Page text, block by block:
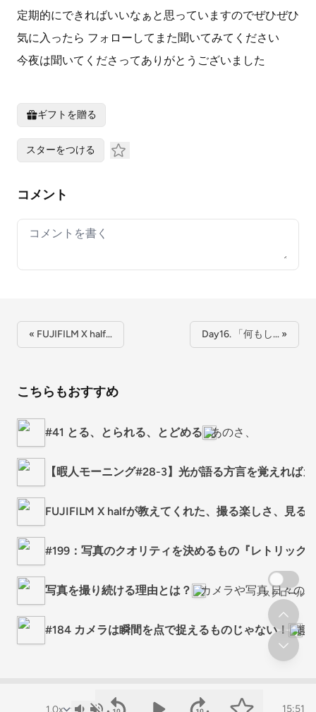
定期的にできればいいなぁと思っていますのでぜひぜひ
気に入ったら フォローしてまた聞いてみてください
今夜は聞いてくださってありがとうございました
15:51
ギフトを贈る
スターをつける
コメント
Your comment
« FUJIFILM X half… Day16. 「何もし… »
こちらもおすすめ
#41 とる、とられる、とどめる あのさ、
【暇人モーニング#28-3】光が語る方言を覚えれば
FUJIFILM X halfが教えてくれた、撮る楽しさ、見る
#199：写真のクオリティを決めるもの『レトリック
写真を撮り続ける理由とは？ カメラや写真 日々の
#184 カメラは瞬間を点で捉えるものじゃない！ 趣
スクロール